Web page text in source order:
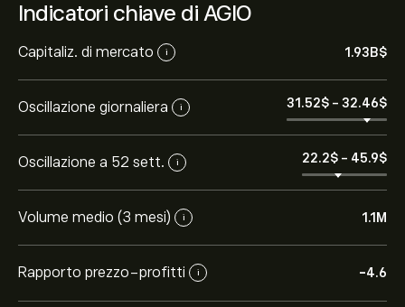
Indicatori chiave di AGIO
Capitaliz. di mercato i 1.93B‎$‎
Oscillazione giornaliera i 31.52‎$‎ - 32.46‎$‎
Oscillazione a 52 sett. i 22.2‎$‎ - 45.9‎$‎
Volume medio (3 mesi) i 1.1M
Rapporto prezzo-profitti i -4.6